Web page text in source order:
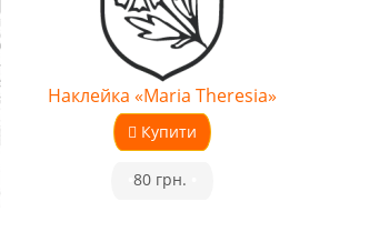
Наклейка «Maria Theresia»
Купити
80 грн.